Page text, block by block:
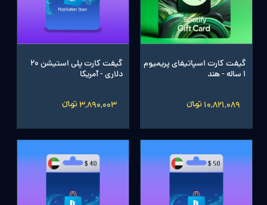
گیفت کارت اسپاتیفای پریمیوم
1 ساله - هند
10,821,089 تومانءءء
گیفت کارت پلی استیشن 20
دلاری - آمریکا
3,890,003 تومانءءء